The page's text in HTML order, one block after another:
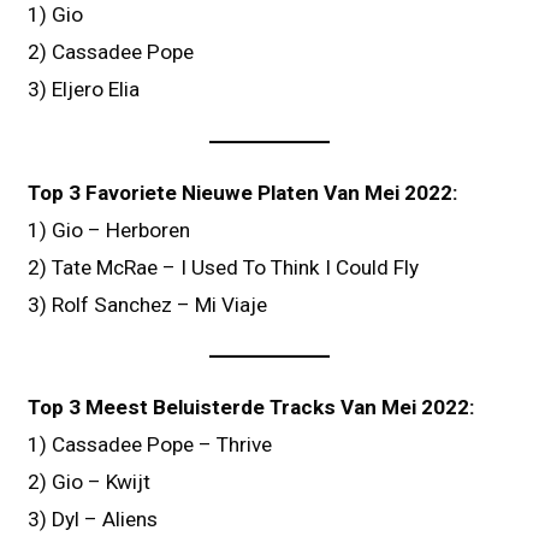
1) Gio
2) Cassadee Pope
3) Eljero Elia
Top 3 Favoriete Nieuwe Platen Van Mei 2022:
1) Gio – Herboren
2) Tate McRae – I Used To Think I Could Fly
3) Rolf Sanchez – Mi Viaje
Top 3 Meest Beluisterde Tracks Van Mei 2022:
1) Cassadee Pope – Thrive
2) Gio – Kwijt
3) Dyl – Aliens